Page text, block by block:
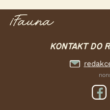
KONTAKT DO